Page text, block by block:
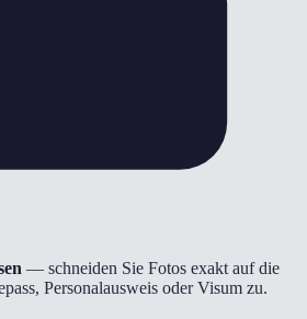
— schneiden Sie Fotos exakt auf die
Personalausweis oder Visum zu.